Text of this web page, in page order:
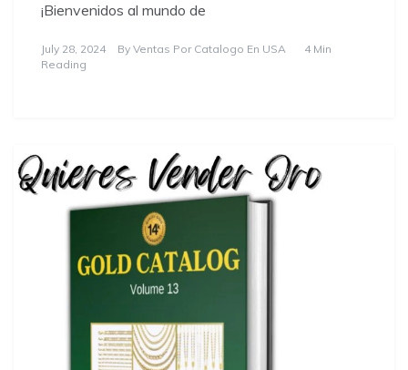
¡Bienvenidos al mundo de
July 28, 2024 By Ventas Por Catalogo En USA
4 Min
Reading